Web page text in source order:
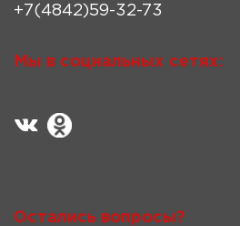
+7(4842)59-32-73
Мы в социальных сетях:
Остались вопросы?